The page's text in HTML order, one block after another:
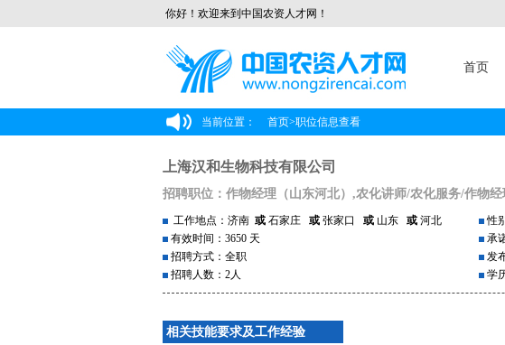
你好！欢迎来到中国农资人才网！
首页
当前位置： 首页>职位信息查看
上海汉和生物科技有限公司
招聘职位：作物经理（山东河北）,农化讲师/农化服务/作物经
工作地点：济南 或石家庄 或张家口 或山东 或河北
有效时间：3650 天
招聘方式：全职
招聘人数：2人
性
承
发
学
相关技能要求及工作经验